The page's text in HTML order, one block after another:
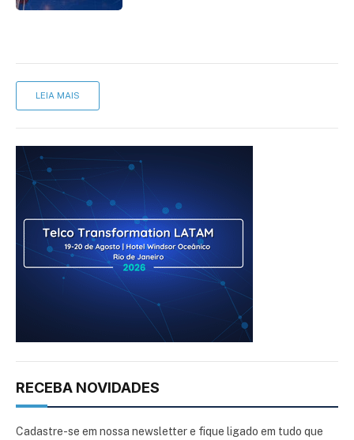
LEIA MAIS
RECEBA NOVIDADES
Cadastre-se em nossa newsletter e fique ligado em tudo que